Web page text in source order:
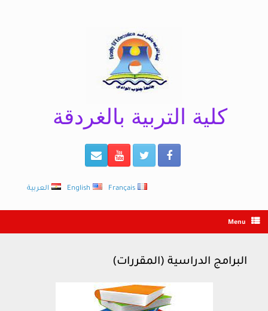
كلية التربية بالغردقة
العربية English Français
Menu
البرامج الدراسية (المقررات)